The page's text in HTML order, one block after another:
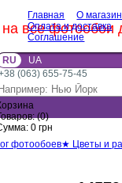
все фотообои
Главная О
Оплата и доставка
Соглашение
RU
UA
(063) 655-75-45
(0)
0 грн
фотообоев★ Цветы и